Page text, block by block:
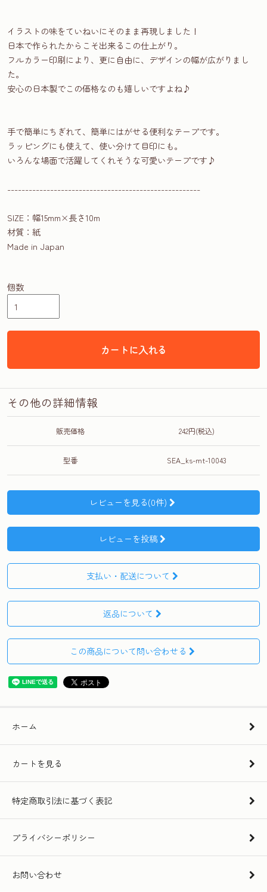
イラストの味をていねいにそのまま再現しました！
日本で作られたからこそ出来るこの仕上がり。
フルカラー印刷により、更に自由に、デザインの幅が広がりまし
た。
安心の日本製でこの価格なのも嬉しいですよね♪
手で簡単にちぎれて、簡単にはがせる便利なテープです。
ラッピングにも使えて、使い分けて目印にも。
いろんな場面で活躍してくれそうな可愛いテープです♪
------------------------------------------------------
SIZE：幅15mm×長さ10m
材質：紙
Made in Japan
個数
カートに入れる
その他の詳細情報
販売価格 242円(税込)
型番 SEA_ks-mt-10043
レビューを見る(0件)
レビューを投稿
支払い・配送について
返品について
この商品について問い合わせる
ホーム
カートを見る
特定商取引法に基づく表記
プライバシーポリシー
お問い合わせ